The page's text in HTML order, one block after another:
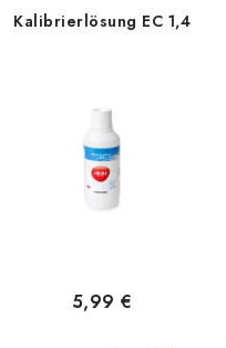
Kalibrierlösung EC 1,4
5,99 €